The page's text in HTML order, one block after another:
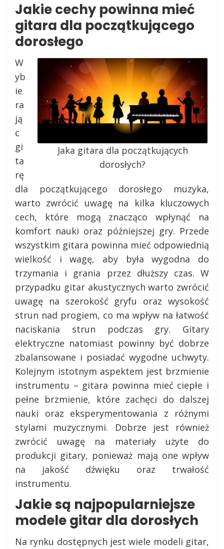
Jakie cechy powinna mieć
gitara dla początkującego
dorosłego
Jaka gitara dla początkujących
dorosłych?
W
yb
ie
ra
ją
c
gi
ta
rę
dla początkującego dorosłego muzyka,
warto zwrócić uwagę na kilka kluczowych
cech, które mogą znacząco wpłynąć na
komfort nauki oraz późniejszej gry. Przede
wszystkim gitara powinna mieć odpowiednią
wielkość i wagę, aby była wygodna do
trzymania i grania przez dłuższy czas. W
przypadku gitar akustycznych warto zwrócić
uwagę na szerokość gryfu oraz wysokość
strun nad progiem, co ma wpływ na łatwość
naciskania strun podczas gry. Gitary
elektryczne natomiast powinny być dobrze
zbalansowane i posiadać wygodne uchwyty.
Kolejnym istotnym aspektem jest brzmienie
instrumentu – gitara powinna mieć ciepłe i
pełne brzmienie, które zachęci do dalszej
nauki oraz eksperymentowania z różnymi
stylami muzycznymi. Dobrze jest również
zwrócić uwagę na materiały użyte do
produkcji gitary, ponieważ mają one wpływ
na jakość dźwięku oraz trwałość
instrumentu.
Jakie są najpopularniejsze
modele gitar dla dorosłych
Na rynku dostępnych jest wiele modeli gitar,